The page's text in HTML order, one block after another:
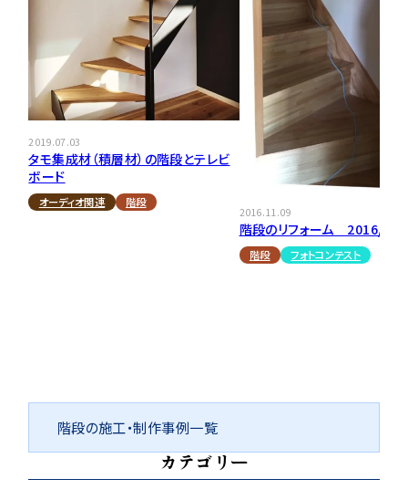
2019.07.03
タモ集成材（積層材）の階段とテレビ
ボード
オーディオ関連 階段
2016.11.09
階段のリフォーム 2016/11/
階段 フォトコンテスト
階段の施工・制作事例一覧
カテゴリー